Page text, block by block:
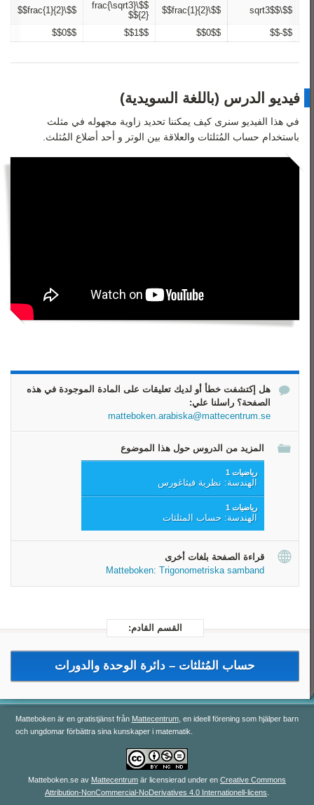
$$\sqrt3$$
$$\frac{1}{2}$$
$$\frac{\sqrt3}
{2}$$
$$\frac{1}{2}$$
$$-$$
$$0$$
$$1$$
$$0$$
فيديو الدرس (باللغة السويدية)​​
في هذا الفيديو سنرى كيف يمكننا تحديد زاوية مجهوله في مثلث
باستخدام حساب المُثلثات والعلاقة بين الوتر و أحد أضلاع المُثلث.
هل إكتشفت خطأ أو لديك تعليقات على المادة الموجودة في هذه
الصفحة؟ راسلنا علي:
matteboken.arabiska@mattecentrum.se
المزيد من الدروس حول هذا الموضوع
رياضيات 1
الهندسة: نظرية فيثاغورس
رياضيات 1
الهندسة: حساب المثلثات
قراءة الصفحة بلغات أخرى
Matteboken: Trigonometriska samband
القسم القادم:
حساب المُثلثات – دائرة الوحدة والدورات
Matteboken är en gratistjänst från Mattecentrum, en ideell förening som hjälper barn
och ungdomar förbättra sina kunskaper i matematik.
Matteboken.se av Mattecentrum är licensierad under en Creative Commons
Attribution-NonCommercial-NoDerivatives 4.0 Internationell-licens.